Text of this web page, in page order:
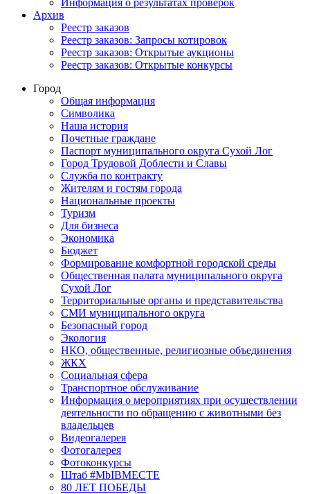
Архив
Реестр заказов
Реестр заказов: Запросы котировок
Реестр заказов: Открытые аукционы
Реестр заказов: Открытые конкурсы
Город
Общая информация
Символика
Наша история
Почетные граждане
Паспорт муниципального округа Сухой Лог
Город Трудовой Доблести и Славы
Служба по контракту
Жителям и гостям города
Национальные проекты
Туризм
Для бизнеса
Экономика
Бюджет
Формирование комфортной городской среды
Общественная палата муниципального округа
Сухой Лог
Территориальные органы и представительства
СМИ муниципального округа
Безопасный город
Экология
НКО, общественные, религиозные объединения
ЖКХ
Социальная сфера
Транспортное обслуживание
Информация о мероприятиях при осуществлении
деятельности по обращению с животными без
владельцев
Видеогалерея
Фотогалерея
Фотоконкурсы
Штаб #MbIBMECTE
80 ЛЕТ ПОБЕДЫ